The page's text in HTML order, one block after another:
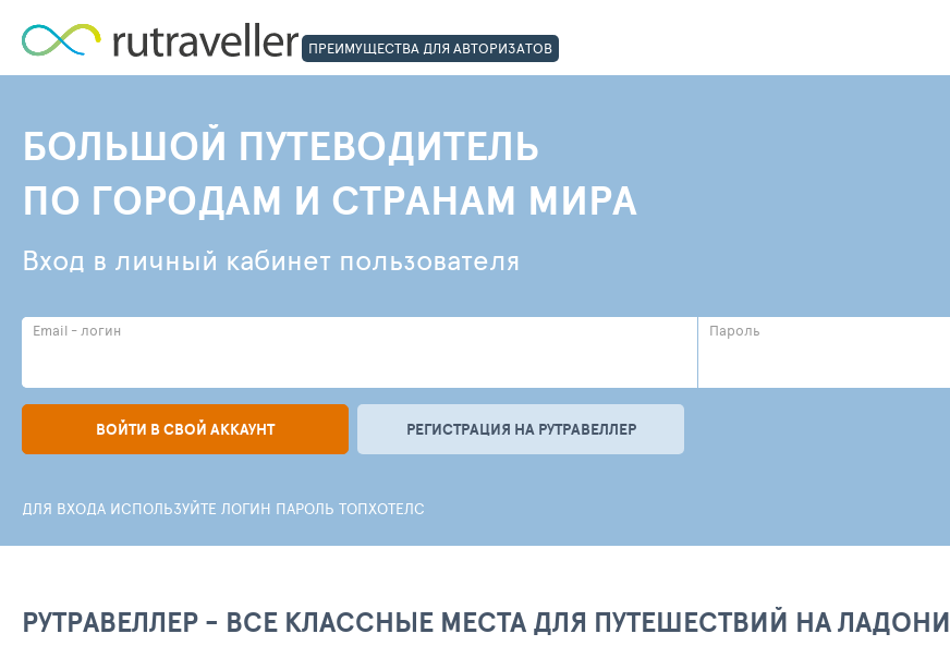
ПРЕИМУЩЕСТВА ДЛЯ АВТОРИЗАТОВ
БОЛЬШОЙ ПУТЕВОДИТЕЛЬ
ПО ГОРОДАМ И СТРАНАМ МИРА
Вход в личный кабинет пользователя
Email - логин Пароль
ВОЙТИ В СВОЙ АККАУНТ РЕГИСТРАЦИЯ НА РУТРАВЕЛЛЕР
ДЛЯ ВХОДА ИСПОЛЬЗУЙТЕ ЛОГИН ПАРОЛЬ ТОПХОТЕЛС
РУТРАВЕЛЛЕР - ВСЕ КЛАССНЫЕ МЕСТА ДЛЯ ПУТЕШЕСТВИЙ НА ЛАДОНИ